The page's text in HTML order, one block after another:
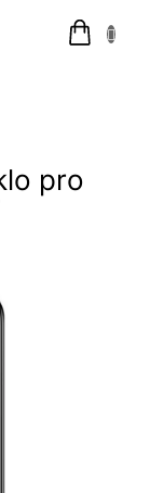
Nákupní
košík
pro